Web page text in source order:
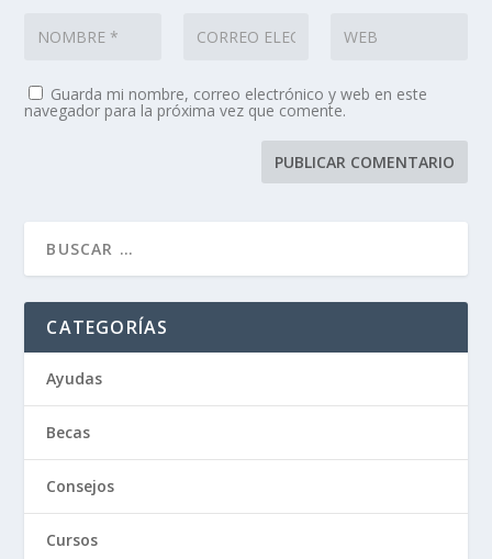
Guarda mi nombre, correo electrónico y web en este
navegador para la próxima vez que comente.
CATEGORÍAS
Ayudas
Becas
Consejos
Cursos